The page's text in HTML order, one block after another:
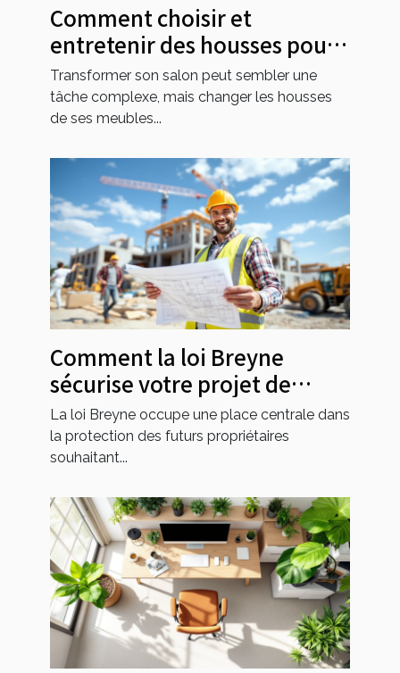
Comment choisir et
entretenir des housses pour
transformer votre salon ?
Transformer son salon peut sembler une
tâche complexe, mais changer les housses
de ses meubles...
Comment la loi Breyne
sécurise votre projet de
construction ?
La loi Breyne occupe une place centrale dans
la protection des futurs propriétaires
souhaitant...